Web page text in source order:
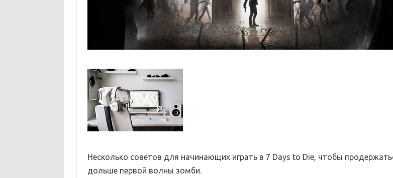
Несколько советов для начинающих играть в 7 Days to Die, чтобы
дольше первой волны зомби.